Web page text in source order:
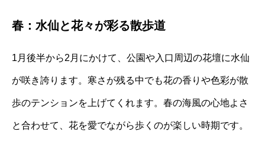
春：水仙と花々が彩る散歩道
1月後半から2月にかけて、公園や入口周辺の花壇に水仙
が咲き誇ります。寒さが残る中でも花の香りや色彩が散
歩のテンションを上げてくれます。春の海風の心地よさ
と合わせて、花を愛でながら歩くのが楽しい時期です。